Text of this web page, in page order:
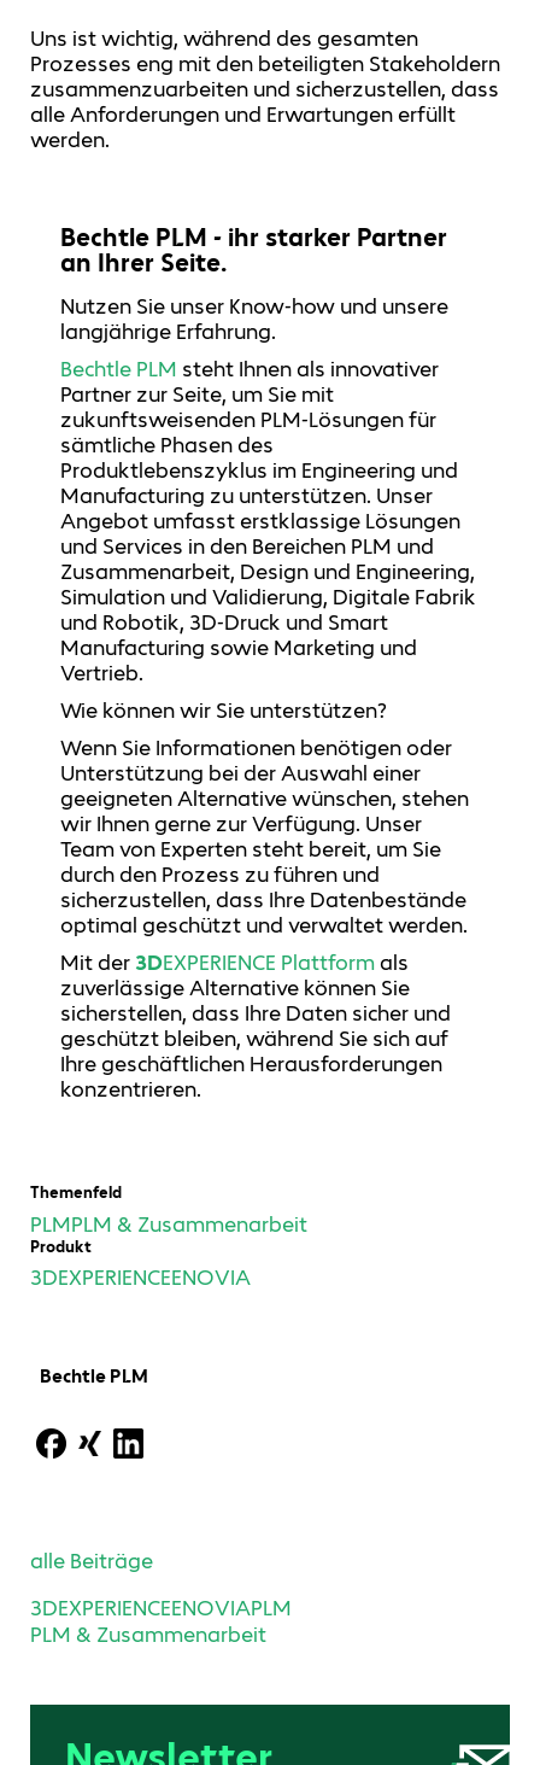
Themenfeld
PLMPLM & Zusammenarbeit
Produkt
3DEXPERIENCEENOVIA
Uns ist wichtig, während des gesamten
Prozesses eng mit den beteiligten Stakeholdern
zusammenzuarbeiten und sicherzustellen, dass
alle Anforderungen und Erwartungen erfüllt
werden.
Bechtle PLM - ihr starker Partner
an Ihrer Seite.
Nutzen Sie unser Know-how und unsere
langjährige Erfahrung.
Bechtle PLM steht Ihnen als innovativer
Partner zur Seite, um Sie mit
zukunftsweisenden PLM-Lösungen für
sämtliche Phasen des
Produktlebenszyklus im Engineering und
Manufacturing zu unterstützen. Unser
Angebot umfasst erstklassige Lösungen
und Services in den Bereichen PLM und
Zusammenarbeit, Design und Engineering,
Simulation und Validierung, Digitale Fabrik
und Robotik, 3D-Druck und Smart
Manufacturing sowie Marketing und
Vertrieb.
Wie können wir Sie unterstützen?
Wenn Sie Informationen benötigen oder
Unterstützung bei der Auswahl einer
geeigneten Alternative wünschen, stehen
wir Ihnen gerne zur Verfügung. Unser
Team von Experten steht bereit, um Sie
durch den Prozess zu führen und
sicherzustellen, dass Ihre Datenbestände
optimal geschützt und verwaltet werden.
Mit der 3DEXPERIENCE Plattformals
zuverlässige Alternative können Sie
sicherstellen, dass Ihre Daten sicher und
geschützt bleiben, während Sie sich auf
Ihre geschäftlichen Herausforderungen
konzentrieren.
Bechtle PLM
alle Beiträge
3DEXPERIENCEENOVIAPLM
PLM & Zusammenarbeit